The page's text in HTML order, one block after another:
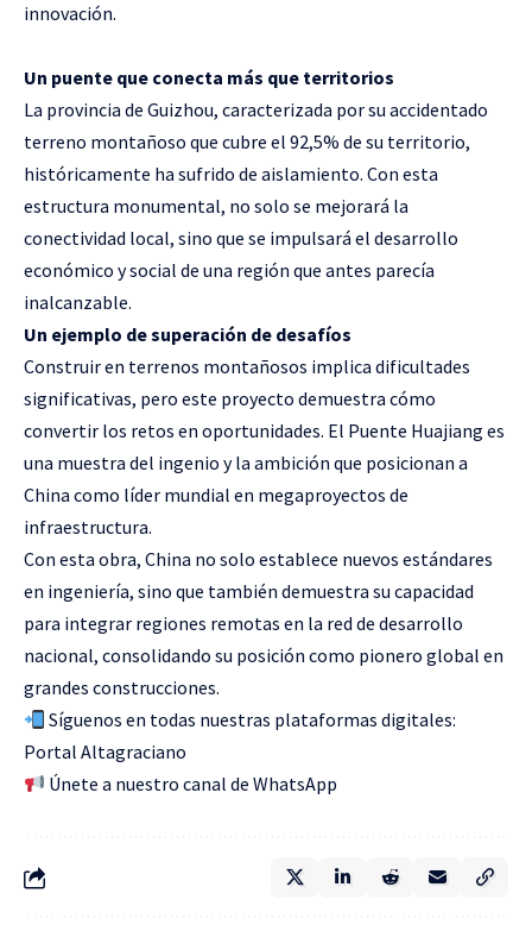
innovación.
Un puente que conecta más que territorios
La provincia de Guizhou, caracterizada por su accidentado
terreno montañoso que cubre el 92,5% de su territorio,
históricamente ha sufrido de aislamiento. Con esta
estructura monumental, no solo se mejorará la
conectividad local, sino que se impulsará el desarrollo
económico y social de una región que antes parecía
inalcanzable.
Un ejemplo de superación de desafíos
Construir en terrenos montañosos implica dificultades
significativas, pero este proyecto demuestra cómo
convertir los retos en oportunidades. El Puente Huajiang es
una muestra del ingenio y la ambición que posicionan a
China como líder mundial en megaproyectos de
infraestructura.
Con esta obra, China no solo establece nuevos estándares
en ingeniería, sino que también demuestra su capacidad
para integrar regiones remotas en la red de desarrollo
nacional, consolidando su posición como pionero global en
grandes construcciones.
Síguenos en todas nuestras plataformas digitales:
Portal Altagraciano
Únete a nuestro canal de WhatsApp